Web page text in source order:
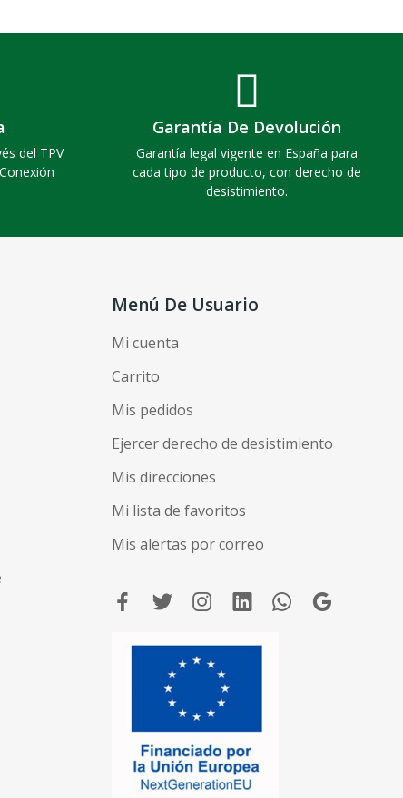
del TPV
Garantía De Devolución
Garantía legal vigente en España para
cada tipo de producto, con derecho de
desistimiento.
Menú De Usuario
Mi cuenta
Carrito
Mis pedidos
Ejercer derecho de desistimiento
Mis direcciones
Mi lista de favoritos
Mis alertas por correo